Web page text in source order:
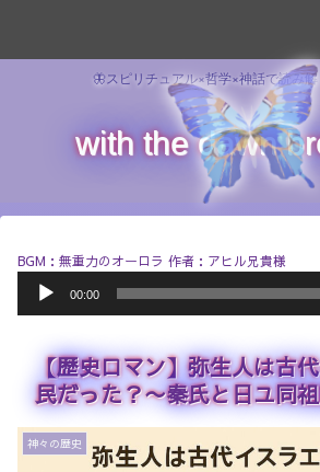
🦋スピリチュアル×哲学×神話で読み
with the dawn
BGM：無重力のオーロラ 作者：アヒル兄貴様
00:00
【歴史ロマン】弥生人は古
民だった？〜秦氏と日ユ同
神々の歴史